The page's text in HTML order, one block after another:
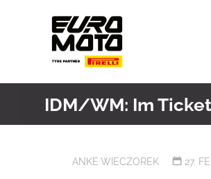
IDM/WM: Im
ANKE WIECZOREK 27.